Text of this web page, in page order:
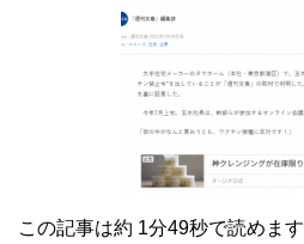
この記事は約 1分49秒で読めま